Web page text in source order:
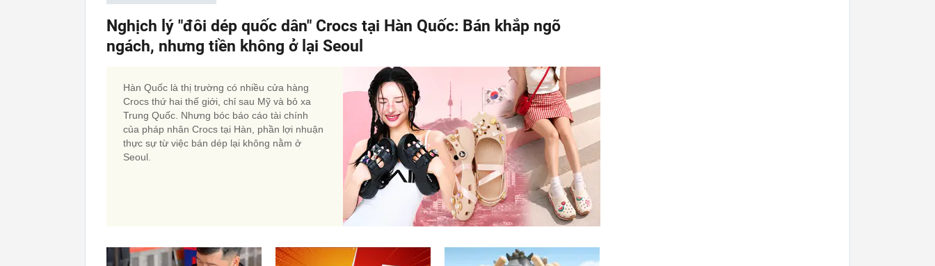
Nghịch lý "đôi dép quốc dân" Crocs tại Hàn Quốc: Bán khắp ngõ
ngách, nhưng tiền không ở lại Seoul
Hàn Quốc là thị trường có nhiều cửa hàng
Crocs thứ hai thế giới, chỉ sau Mỹ và bỏ xa
Trung Quốc. Nhưng bóc báo cáo tài chính
của pháp nhân Crocs tại Hàn, phần lợi nhuận
thực sự từ việc bán dép lại không nằm ở
Seoul.